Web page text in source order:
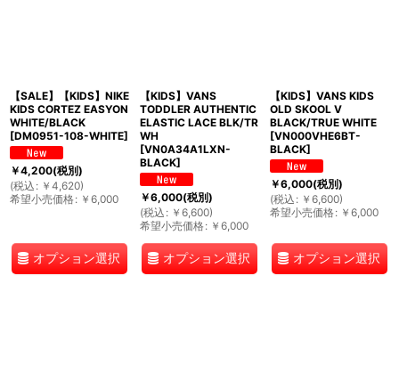
【SALE】【KIDS】NIKE
KIDS CORTEZ EASYON
WHITE/BLACK
[DM0951-108-WHITE]
￥4,200(税別)
(税込 : ￥ 4,620)
希望小売価格: ￥ 6,000
オプション選択
【KIDS】VANS
TODDLER AUTHENTIC
ELASTIC LACE BLK/TR
WH
[VN0A34A1LXN-
BLACK]
￥6,000(税別)
(税込 : ￥ 6,600)
希望小売価格: ￥ 6,000
オプション選択
【KIDS】VANS KIDS
OLD SKOOL V
BLACK/TRUE WHITE
[VN000VHE6BT-
BLACK]
￥6,000(税別)
(税込 : ￥ 6,600)
希望小売価格: ￥ 6,000
オプション選択